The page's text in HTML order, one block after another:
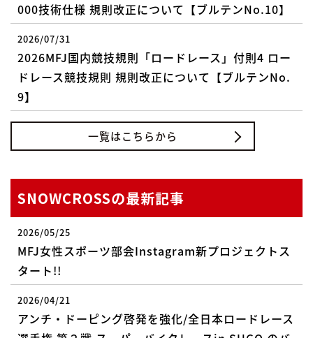
000技術仕様 規則改正について【ブルテンNo.10】
2026/07/31
2026MFJ国内競技規則「ロードレース」付則4 ロー
ドレース競技規則 規則改正について【ブルテンNo.
9】
一覧はこちらから
SNOWCROSSの最新記事
2026/05/25
MFJ女性スポーツ部会Instagram新プロジェクトス
タート!!
2026/04/21
アンチ・ドーピング啓発を強化/全日本ロードレース